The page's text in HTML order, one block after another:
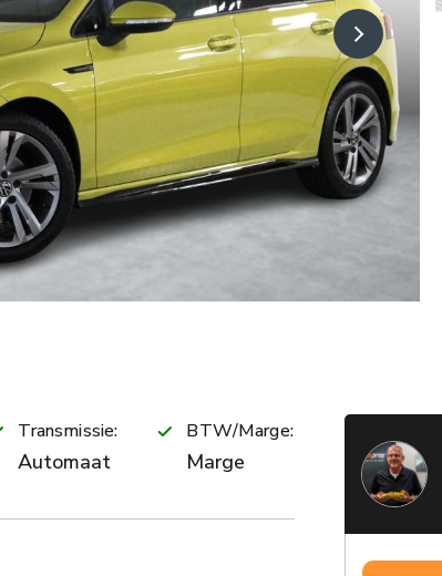
Transmissie:
Automaat
BTW/Marge:
Marge